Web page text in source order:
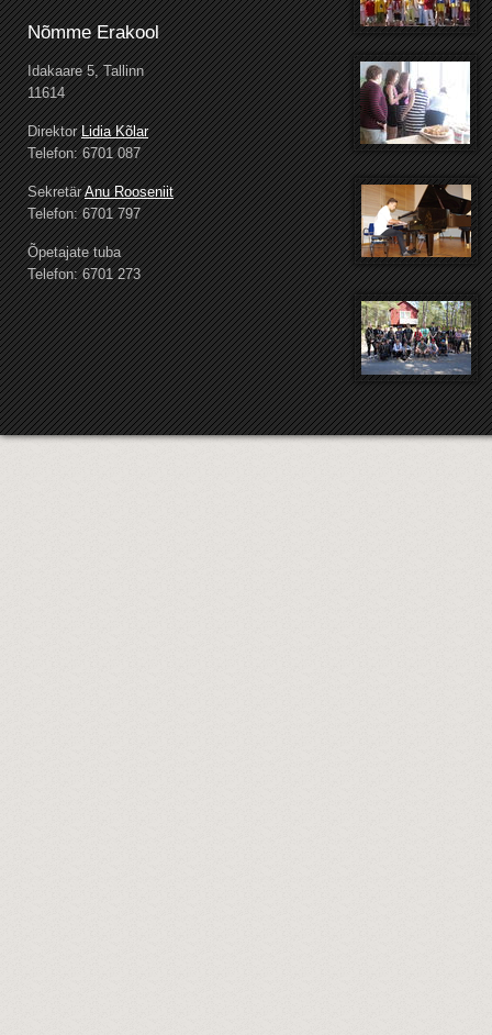
Nõmme Erakool
Idakaare 5, Tallinn
11614
DirektorLidia Kõlar
Telefon: 6701 087
SekretärAnu Rooseniit
Telefon: 6701 797
Õpetajate tuba
Telefon: 6701 273